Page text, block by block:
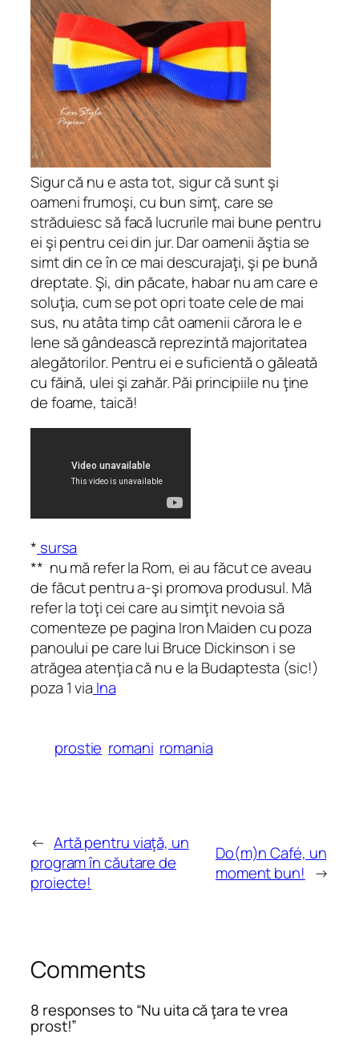
Sigur că nu e asta tot, sigur că sunt şi
oameni frumoşi, cu bun simţ, care se
străduiesc să facă lucrurile mai bune pentru
ei şi pentru cei din jur. Dar oamenii ăştia se
simt din ce în ce mai descurajaţi, şi pe bună
dreptate. Şi, din păcate, habar nu am care e
soluţia, cum se pot opri toate cele de mai
sus, nu atâta timp cât oamenii cărora le e
lene să gândească reprezintă majoritatea
alegătorilor. Pentru ei e suficientă o găleată
cu făină, ulei şi zahăr. Păi principiile nuţine
de foame, taică!
* sursa
** nu mă refer la Rom, ei au făcut ce aveau
de făcut pentru a-şi promova produsul. Mă
refer la toţi cei care au simţit nevoia să
comenteze pe pagina Iron Maiden cu poza
panoului pe care lui Bruce Dickinson i se
atrăgea atenţia că nu e la Budaptesta (sic!)
poza 1 via Ina
prostie romani romania
← Artă pentru viaţă, un
program în căutare de
proiecte!
Do(m)n Café, un
moment bun! →
Comments
8 responses to “Nu uita că ţara te vrea
prost!”